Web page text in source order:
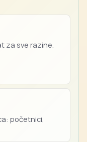
za sve razine.
početnici,